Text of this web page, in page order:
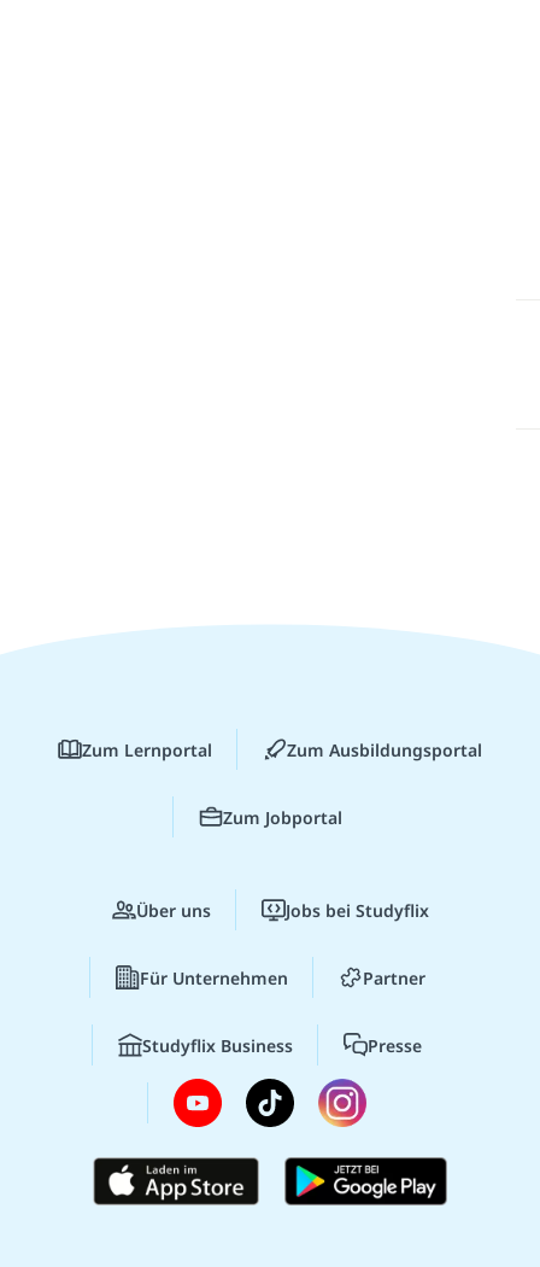
Zum Lernportal Zum Ausbildungsportal
Zum Jobportal
Über uns Jobs bei Studyflix
Für Unternehmen Partner
Studyflix Business Presse